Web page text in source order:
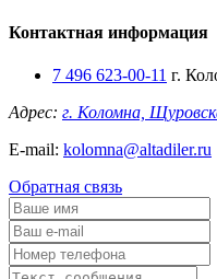
Контактная информация
7 496 623-00-11 г.
Адрес: г. Коломна,
E-mail: kolomna@altadiler.ru
Обратная связь